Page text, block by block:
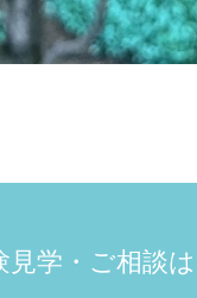
見学・ご相談は